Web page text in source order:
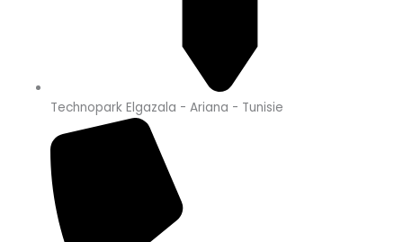
Technopark Elgazala - Ariana - Tunisie